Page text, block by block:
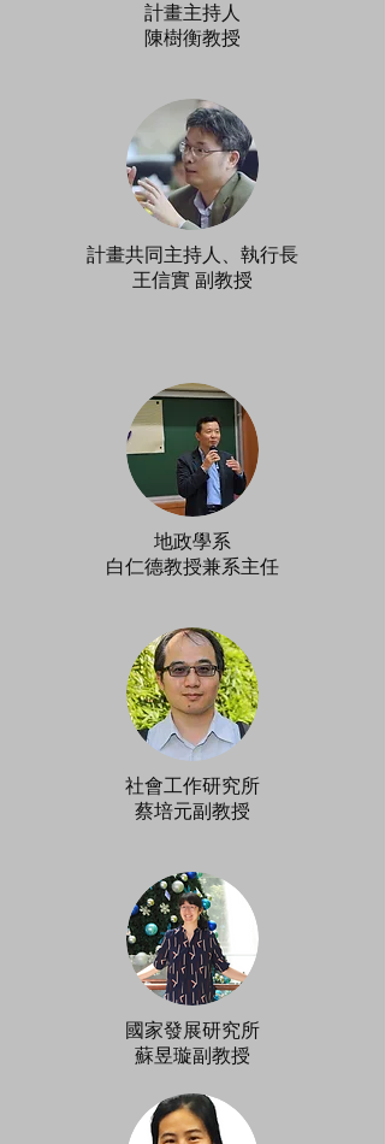
計畫主持人
陳樹衡教授
計畫共同主持人、執行長
​王信實 副教授
地政學系
白仁德教授兼系主任
​社會工作研究所
蔡培元副教授
國家發展研究所
​蘇昱璇副教授